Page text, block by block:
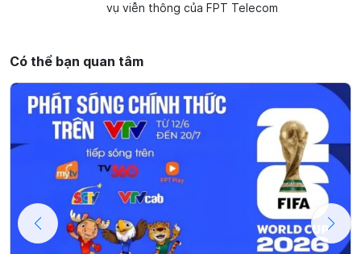
vụ viễn thông của FPT Telecom
Có thể bạn quan tâm